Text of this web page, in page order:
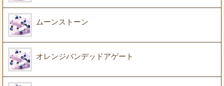
ムーンストーン
オレンジバンデッドアゲート